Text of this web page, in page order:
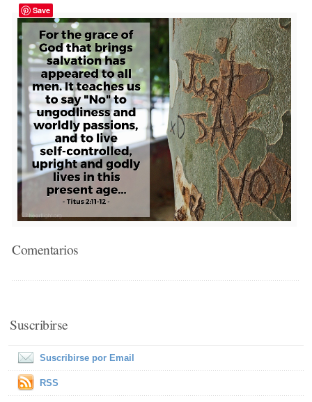
Save
Comentarios
Suscribirse
Suscribirse por Email
RSS